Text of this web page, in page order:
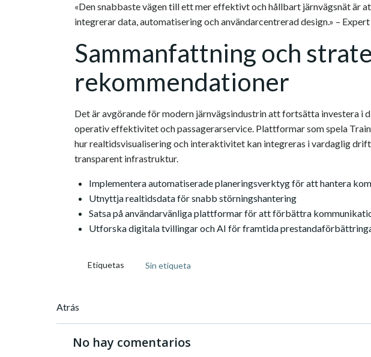
«Den snabbaste vägen till ett mer effektivt och hållbart järnvägsnät är
integrerar data, automatisering och användarcentrerad design.» –
Sammanfattning och
rekommendationer
Det är avgörande för modern järnvägsindustrin att fortsätta investera i
operativ effektivitet och passagerarservice. Plattformar som spela
hur realtidsvisualisering och interaktivitet kan integreras i vardaglig
transparent infrastruktur.
Implementera automatiserade planeringsverktyg för att hantera
Utnyttja realtidsdata för snabb störningshantering
Satsa på användarvänliga plattformar för att förbättra
Utforska digitala tvillingar och AI för framtida
Etiquetas Sin etiqueta
Navegación
de
Atrás
No hay comentarios